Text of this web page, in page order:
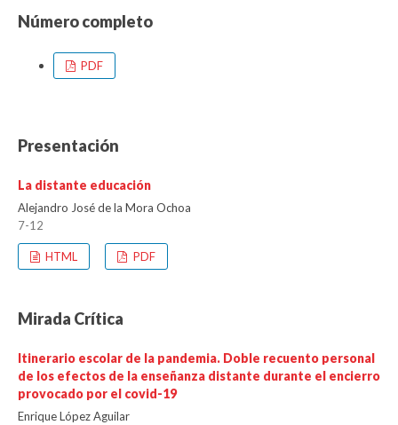
Número completo
PDF
Presentación
La distante educación
Alejandro José de la Mora Ochoa
7-12
HTML PDF
Mirada Crítica
Itinerario escolar de la pandemia. Doble recuento personal
de los efectos de la enseñanza distante durante el encierro
provocado por el covid-19
Enrique López Aguilar